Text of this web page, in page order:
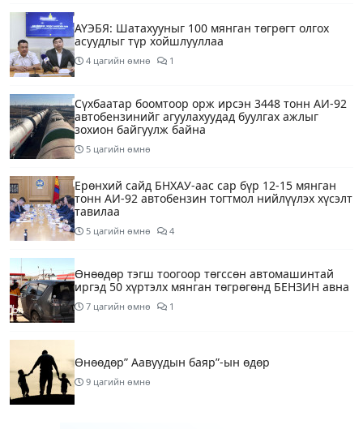
АҮЭБЯ: Шатахууныг 100 мянган төгрөгт олгох
асуудлыг түр хойшлууллаа
4 цагийн өмнө 1
Сүхбаатар боомтоор орж ирсэн 3448 тонн АИ-92
автобензинийг агуулахуудад буулгах ажлыг
зохион байгуулж байна
5 цагийн өмнө
Ерөнхий сайд БНХАУ-аас сар бүр 12-15 мянган
тонн АИ-92 автобензин тогтмол нийлүүлэх хүсэлт
тавилаа
5 цагийн өмнө 4
Өнөөдөр тэгш тоогоор төгссөн автомашинтай
иргэд 50 хүртэлх мянган төгрөгөнд БЕНЗИН авна
7 цагийн өмнө 1
Өнөөдөр” Аавуудын баяр”-ын өдөр
9 цагийн өмнө